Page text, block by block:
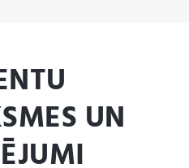
UN